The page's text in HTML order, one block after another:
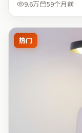
9.6万
59个月前
热门